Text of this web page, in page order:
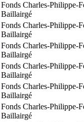
Fonds Charles-Philippe-
Baillairgé
Fonds Charles-Philippe-
Baillairgé
Fonds Charles-Philippe-
Baillairgé
Fonds Charles-Philippe-
Baillairgé
Fonds Charles-Philippe-
Baillairgé
Fonds Charles-Philippe-
Baillairgé